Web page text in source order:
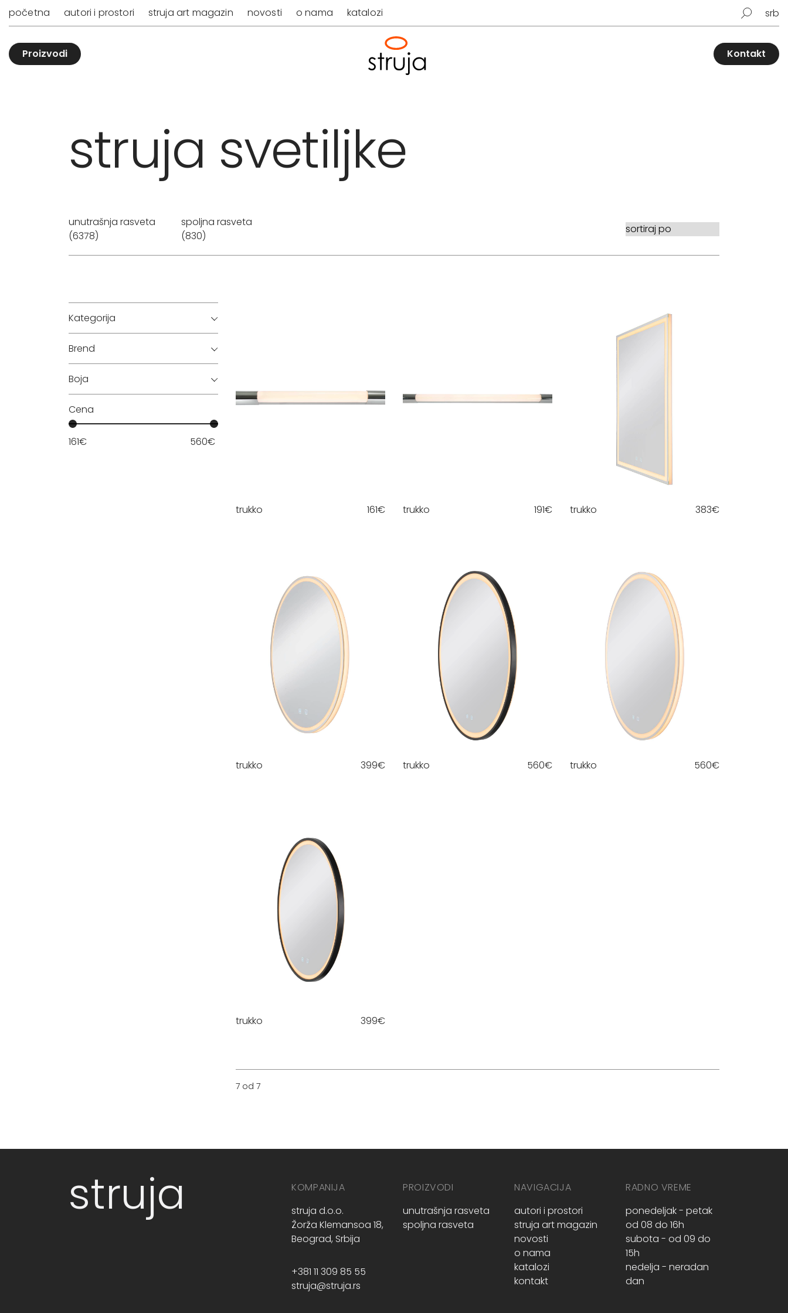
početna autori i prostori struja art magazin novosti o nama katalozi srb
Proizvodi Kontakt
struja svetiljke
unutrašnja rasveta
(6378)
spoljna rasveta
(830)
Kategorija
Brend
Boja
Cena
161€ 560€
trukko 161€ trukko 191€ trukko 383€
trukko 399€ trukko 560€ trukko 560€
trukko 399€
7 od 7
struja
KOMPANIJA
struja d.o.o.
Žorža Klemansoa 18,
Beograd, Srbija
+381 11 309 85 55
struja@struja.rs
PROIZVODI
unutrašnja rasveta
spoljna rasveta
NAVIGACIJA
autori i prostori
struja art magazin
novosti
o nama
katalozi
kontakt
RADNO VREME
ponedeljak - petak
od 08 do 16h
subota - od 09 do
15h
nedelja - neradan
dan